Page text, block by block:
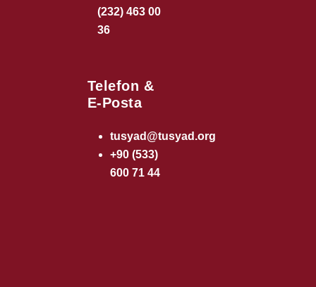
(232) 463 00
36
Telefon &
E-Posta
tusyad@tusyad.org
+90 (533)
600 71 44